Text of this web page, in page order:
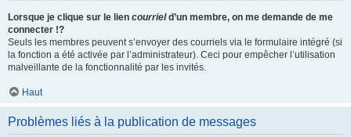
Lorsque je clique sur le lien courrield’un membre, on me demande de me
connecter !?
Seuls les membres peuvent s’envoyer des courriels via le formulaire intégré (si
la fonction a été activée par l’administrateur). Ceci pour empêcher l’utilisation
malveillante de la fonctionnalité par les invités.
Haut
Problèmes liés à la publication de messages